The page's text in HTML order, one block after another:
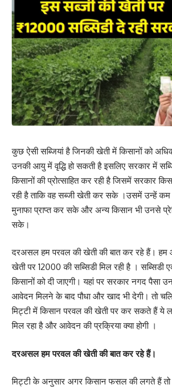
कुछ ऐसी सब्जियां है जिनकी खेती में किसानों को
उनकी आयु में वृद्धि हो सकती है इसलिए सरकार में
किसानों की प्रोत्साहित कर रही है जिसमें सरकार
रही है ताकि वह सब्जी खेती कर सके ।उसमें उन्हें
मुनाफा प्राप्त कर सके और अन्य किसान भी उनसे
सके।
दरअसल हम परवल की खेती की बात कर रहे हैं। हम
खेती पर 12000 की सब्सिडी मिल रही है ।
किसानों को दी जाएगी। यहां पर सरकार नगद पैसा
आवेदन मिलने के बाद पौधा और खाद भी देगी। तो
मिट्टी में किसान परवल की खेती पर कर सकते हैं ये
मिल रहा है और आवेदन की प्रक्रिया क्या होगी ।
दरअसल हम परवल की खेती की बात कर रहे हैं।
मिट्टी के अनुसार अगर किसान फसल की लगते हैं